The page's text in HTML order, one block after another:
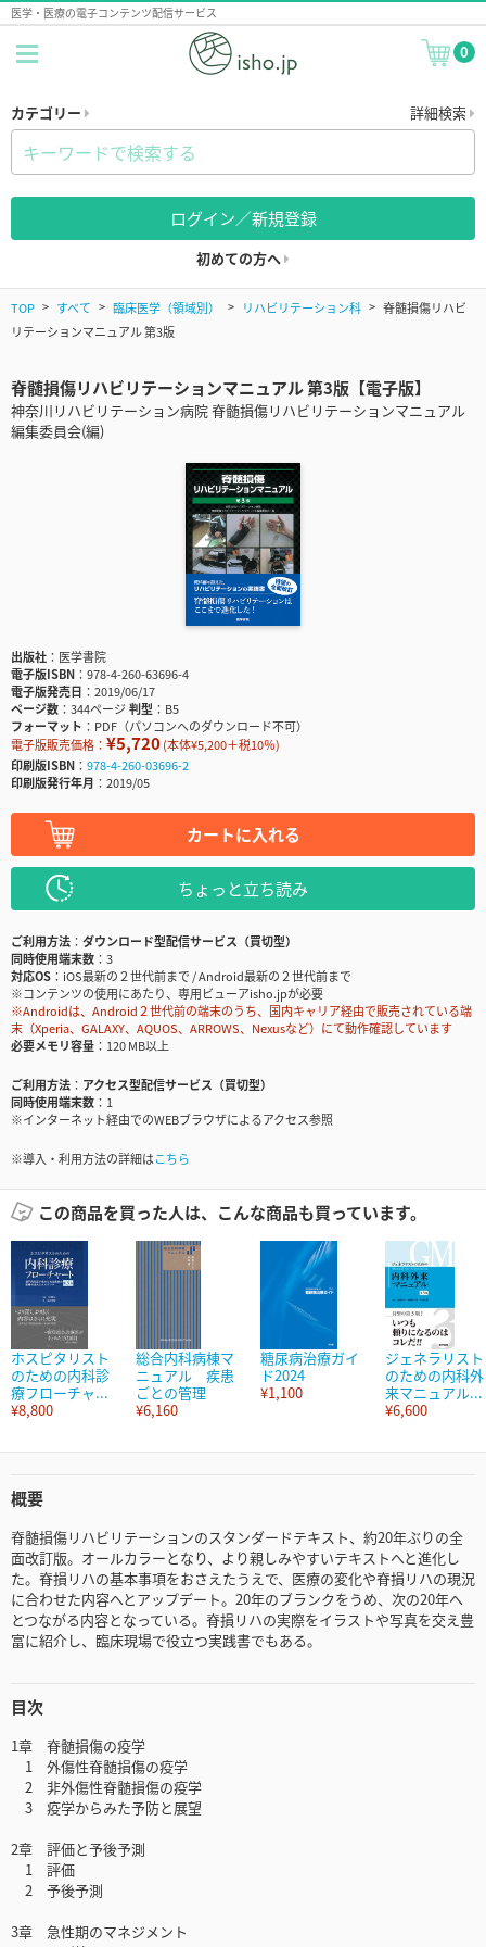
医学・医療の電子コンテンツ配信サービス
0
カテゴリー 詳細検索
ログイン／新規登録
初めての方へ
TOP すべて 臨床医学（領域別） リハビリテーション科
脊髄損傷リハビ
リテーションマニュアル 第3版
脊髄損傷リハビリテーションマニュアル 第3版【電子版】
神奈川リハビリテーション病院 脊髄損傷リハビリテーションマニュアル
編集委員会(編)
出版社
医学書院
電子版ISBN
978-4-260-63696-4
電子版発売日
2019/06/17
ページ数
344ページ判型
B5
フォーマット
PDF（パソコンへのダウンロード不可）
電子版販売価格： ¥5,720(本体¥5,200＋税10％)
印刷版ISBN
978-4-260-03696-2
印刷版発行年月
2019/05
カートに入れる
ちょっと立ち読み
ご利用方法
ダウンロード型配信サービス（買切型）
同時使用端末数
3
対応OS
iOS最新の２世代前まで / Android最新の２世代前まで
※コンテンツの使用にあたり、専用ビューアisho.jpが必要
※Androidは、Android２世代前の端末のうち、国内キャリア経由で販売されている端
末（Xperia、GALAXY、AQUOS、ARROWS、Nexusなど）にて動作確認しています
必要メモリ容量
120 MB以上
ご利用方法
アクセス型配信サービス（買切型）
同時使用端末数
1
※インターネット経由でのWEBブラウザによるアクセス参照
※導入・利用方法の詳細はこちら
この商品を買った人は、こんな商品も買っています。
ホスピタリスト
のための内科診
療フローチャ...
¥8,800
総合内科病棟マ
ニュアル 疾患
ごとの管理
¥6,160
糖尿病治療ガイ
ド2024
¥1,100
ジェネラリスト
のための内科外
来マニュアル...
¥6,600
概要
脊髄損傷リハビリテーションのスタンダードテキスト、約20年ぶりの全
面改訂版。オールカラーとなり、より親しみやすいテキストへと進化し
た。脊損リハの基本事項をおさえたうえで、医療の変化や脊損リハの現況
に合わせた内容へとアップデート。20年のブランクをうめ、次の20年へ
とつながる内容となっている。脊損リハの実際をイラストや写真を交え豊
富に紹介し、臨床現場で役立つ実践書でもある。
目次
1章 脊髄損傷の疫学
1 外傷性脊髄損傷の疫学
2 非外傷性脊髄損傷の疫学
3 疫学からみた予防と展望
2章 評価と予後予測
1 評価
2 予後予測
3章 急性期のマネジメント